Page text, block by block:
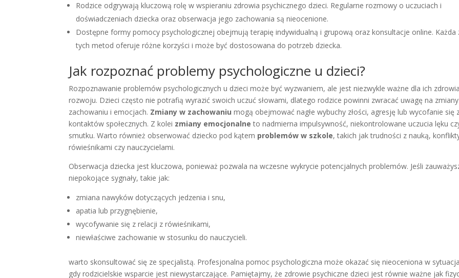
Rodzice odgrywają kluczową rolę w wspieraniu zdrowia psychicznego dzieci. Regularne rozmowy o uczuciach i
doświadczeniach dziecka oraz obserwacja jego zachowania są nieocenione.
Dostępne formy pomocy psychologicznej obejmują terapię indywidualną i grupową oraz konsultacje online. Każda
tych metod oferuje różne korzyści i może być dostosowana do potrzeb dziecka.
Jak rozpoznać problemy psychologiczne u dzieci?
Rozpoznawanie problemów psychologicznych u dzieci może być wyzwaniem, ale jest niezwykle ważne dla ich
rozwoju. Dzieci często nie potrafią wyrazić swoich uczuć słowami, dlatego rodzice powinni zwracać uwagę na
zachowaniu i emocjach. Zmiany w zachowaniu mogą obejmować nagłe wybuchy złości, agresję lub wycofanie się
kontaktów społecznych. Z kolei zmiany emocjonalne to nadmierna impulsywność, niekontrolowane uczucia lęku
smutku. Warto również obserwować dziecko pod kątem problemów w szkole, takich jak trudności z nauką,
rówieśnikami czy nauczycielami.
Obserwacja dziecka jest kluczowa, ponieważ pozwala na wczesne wykrycie potencjalnych problemów. Jeśli
niepokojące sygnały, takie jak:
zmiana nawyków dotyczących jedzenia i snu,
apatia lub przygnębienie,
wycofywanie się z relacji z rówieśnikami,
niewłaściwe zachowanie w stosunku do nauczycieli.
warto skonsultować się ze specjalistą. Profesjonalna pomoc psychologiczna może okazać się nieoceniona w
gdy rodzicielskie wsparcie jest niewystarczające. Pamiętajmy, że zdrowie psychiczne dzieci jest równie ważne jak